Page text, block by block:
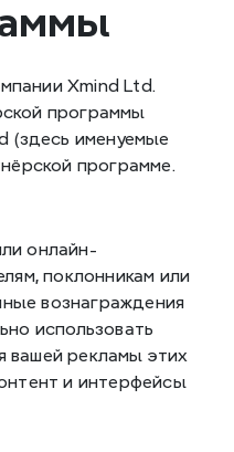
Xmind Ltd.
программы
(здесь именуемые
программе.
онлайн-
поклонникам или
вознаграждения
использовать
вашей рекламы этих
и интерфейсы